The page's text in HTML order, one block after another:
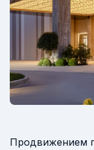
Продвижением